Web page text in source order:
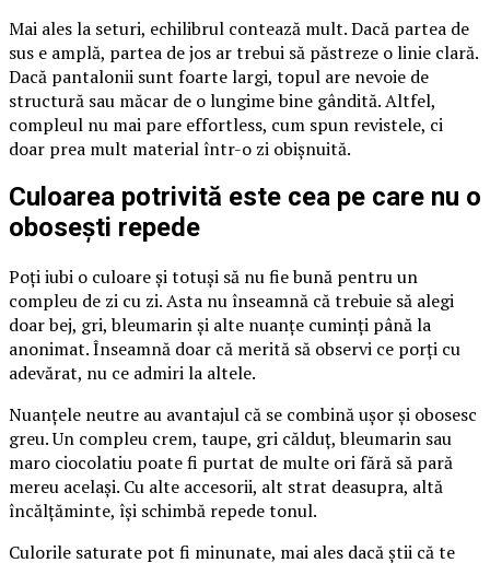
Mai ales la seturi, echilibrul contează mult. Dacă partea de
sus e amplă, partea de jos ar trebui să păstreze o linie clară.
Dacă pantalonii sunt foarte largi, topul are nevoie de
structură sau măcar de o lungime bine gândită. Altfel,
compleul nu mai pare effortless, cum spun revistele, ci
doar prea mult material într-o zi obișnuită.
Culoarea potrivită este cea pe care nu o
obosești repede
Poți iubi o culoare și totuși să nu fie bună pentru un
compleu de zi cu zi. Asta nu înseamnă că trebuie să alegi
doar bej, gri, bleumarin și alte nuanțe cuminți până la
anonimat. Înseamnă doar că merită să observi ce porți cu
adevărat, nu ce admiri la altele.
Nuanțele neutre au avantajul că se combină ușor și obosesc
greu. Un compleu crem, taupe, gri călduț, bleumarin sau
maro ciocolatiu poate fi purtat de multe ori fără să pară
mereu același. Cu alte accesorii, alt strat deasupra, altă
încălțăminte, își schimbă repede tonul.
Culorile saturate pot fi minunate, mai ales dacă știi că te